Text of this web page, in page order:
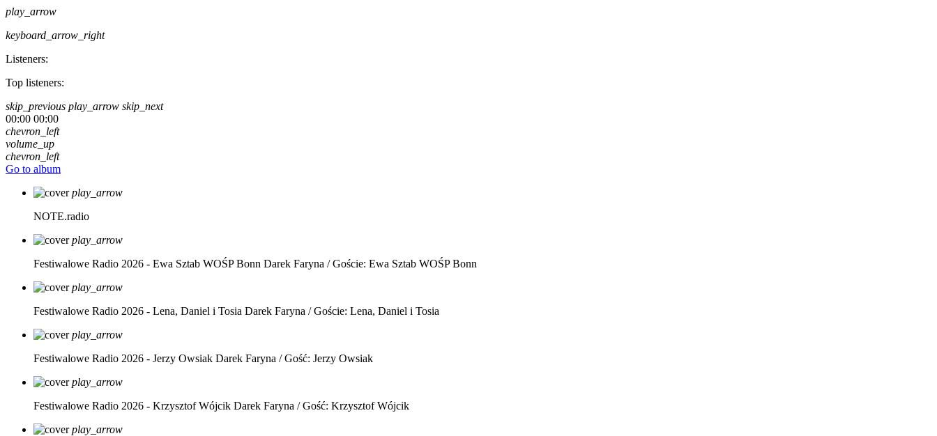
play_arrow
keyboard_arrow_right
Listeners:
Top listeners:
skip_previous play_arrow skip_next
00:00 00:00
chevron_left
volume_up
chevron_left
Go to album
play_arrow
NOTE.radio
play_arrow
Festiwalowe Radio 2026 - Ewa Sztab WOŚP Bonn Darek Faryna / Goście: Ewa Sztab WOŚP Bonn
play_arrow
Festiwalowe Radio 2026 - Lena, Daniel i Tosia Darek Faryna / Goście: Lena, Daniel i Tosia
play_arrow
Festiwalowe Radio 2026 - Jerzy Owsiak Darek Faryna / Gość: Jerzy Owsiak
play_arrow
Festiwalowe Radio 2026 - Krzysztof Wójcik Darek Faryna / Gość: Krzysztof Wójcik
play_arrow